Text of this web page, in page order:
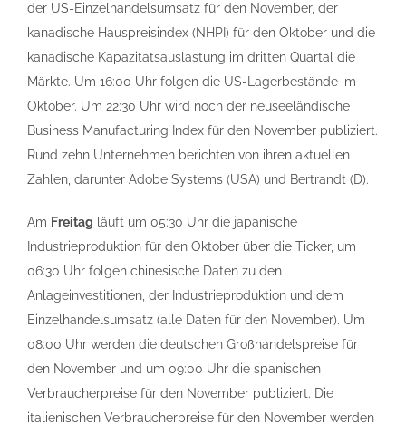
der US-Einzelhandelsumsatz für den November, der
kanadische Hauspreisindex (NHPI) für den Oktober und die
kanadische Kapazitätsauslastung im dritten Quartal die
Märkte. Um 16:00 Uhr folgen die US-Lagerbestände im
Oktober. Um 22:30 Uhr wird noch der neuseeländische
Business Manufacturing Index für den November publiziert.
Rund zehn Unternehmen berichten von ihren aktuellen
Zahlen, darunter Adobe Systems (USA) und Bertrandt (D).
Am Freitag läuft um 05:30 Uhr die japanische
Industrieproduktion für den Oktober über die Ticker, um
06:30 Uhr folgen chinesische Daten zu den
Anlageinvestitionen, der Industrieproduktion und dem
Einzelhandelsumsatz (alle Daten für den November). Um
08:00 Uhr werden die deutschen Großhandelspreise für
den November und um 09:00 Uhr die spanischen
Verbraucherpreise für den November publiziert. Die
italienischen Verbraucherpreise für den November werden